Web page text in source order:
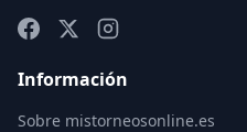
Información
Sobre mistorneosonline.es